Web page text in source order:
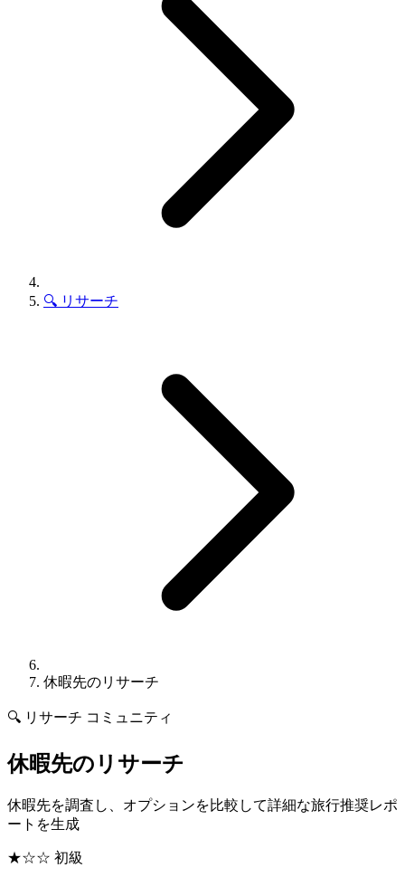
🔍 リサーチ
休暇先のリサーチ
🔍 リサーチ コミュニティ
休暇先のリサーチ
休暇先を調査し、オプションを比較して詳細な旅行推奨レポ
ートを生成
★☆☆ 初級